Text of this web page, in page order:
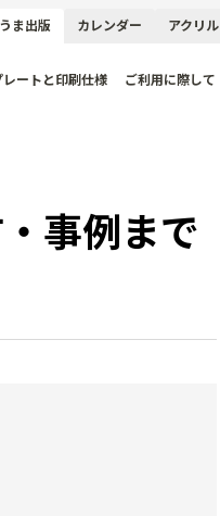
ま出版 カレンダー アクリル
レートと印刷仕様 ご利用に際して
事例まで